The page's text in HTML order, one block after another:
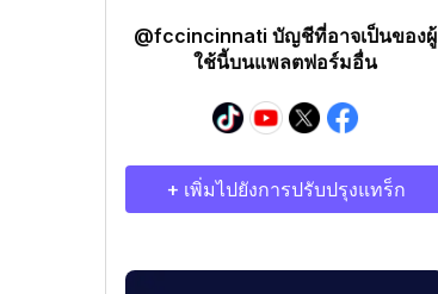
@fccincinnati บัญชีที่อาจเป็นของผู้
ใช้นี้บนแพลตฟอร์มอื่น
+ เพิ่มไปยังการปรับปรุงแทร็ก